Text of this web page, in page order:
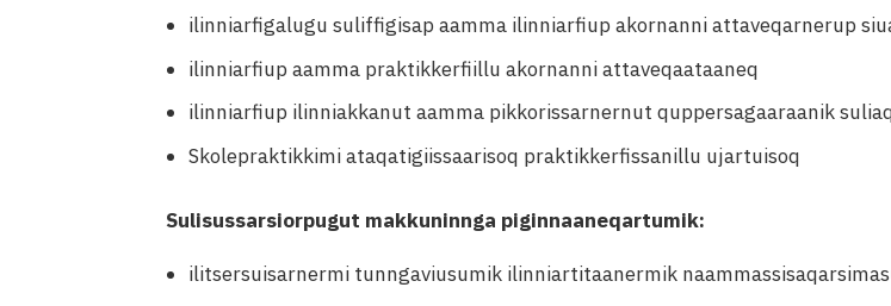
ilinniarfigalugu suliffigisap aamma ilinniarfiup akornanni attaveqarnerup
ilinniarfiup aamma praktikkerfiillu akornanni attaveqaataaneq
ilinniarfiup ilinniakkanut aamma pikkorissarnernut quppersagaaraanik
Skolepraktikkimi ataqatigiissaarisoq praktikkerfissanillu ujartuisoq
Sulisussarsiorpugut makkuninnga piginnaaneqartumik:
ilitsersuisarnermi tunngaviusumik ilinniartitaanermik